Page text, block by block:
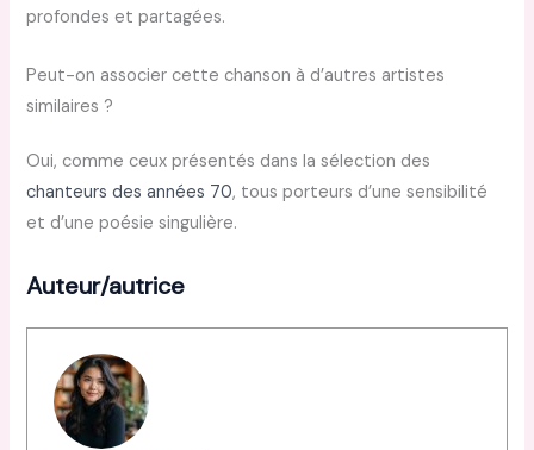
profondes et partagées.
Peut-on associer cette chanson à d’autres artistes
similaires ?
Oui, comme ceux présentés dans la sélection des
chanteurs des années 70, tous porteurs d’une sensibilité
et d’une poésie singulière.
Auteur/autrice